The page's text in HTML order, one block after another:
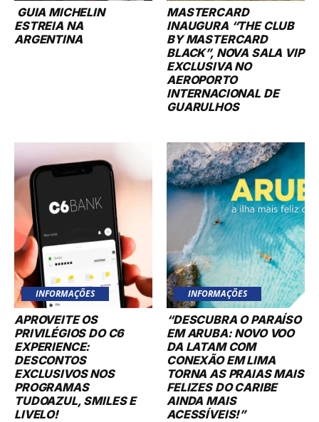
GUIA MICHELIN
ESTREIA NA
ARGENTINA
MASTERCARD
INAUGURA “THE CLUB
BY MASTERCARD
BLACK”, NOVA SALA VIP
EXCLUSIVA NO
AEROPORTO
INTERNACIONAL DE
GUARULHOS
INFORMAÇÕES
APROVEITE OS
PRIVILÉGIOS DO C6
EXPERIENCE:
DESCONTOS
EXCLUSIVOS NOS
PROGRAMAS
TUDOAZUL, SMILES E
LIVELO!
INFORMAÇÕES
“DESCUBRA O PARAÍSO
EM ARUBA: NOVO VOO
DA LATAM COM
CONEXÃO EM LIMA
TORNA AS PRAIAS MAIS
FELIZES DO CARIBE
AINDA MAIS
ACESSÍVEIS!”